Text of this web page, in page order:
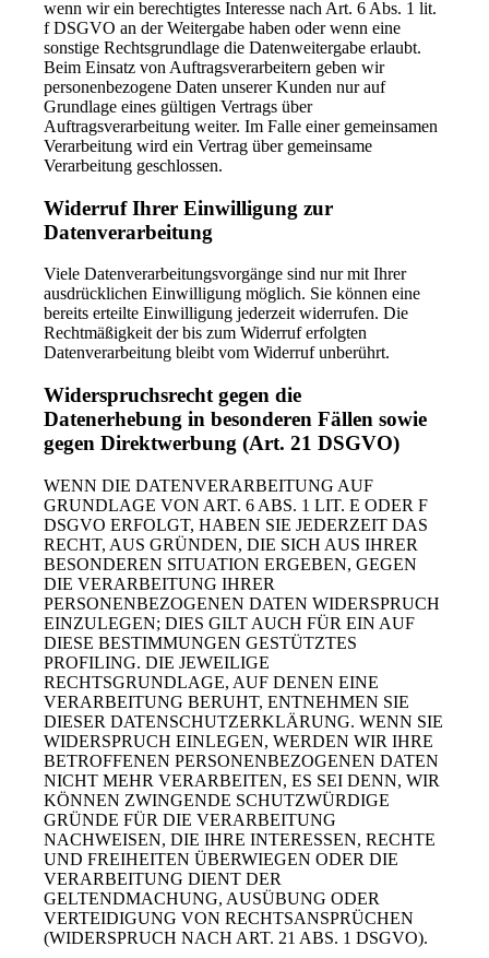
wenn wir ein berechtigtes Interesse nach Art. 6 Abs. 1 lit.
f DSGVO an der Weitergabe haben oder wenn eine
sonstige Rechtsgrundlage die Datenweitergabe erlaubt.
Beim Einsatz von Auftragsverarbeitern geben wir
personenbezogene Daten unserer Kunden nur auf
Grundlage eines gültigen Vertrags über
Auftragsverarbeitung weiter. Im Falle einer gemeinsamen
Verarbeitung wird ein Vertrag über gemeinsame
Verarbeitung geschlossen.
Widerruf Ihrer Einwilligung zur
Datenverarbeitung
Viele Datenverarbeitungsvorgänge sind nur mit Ihrer
ausdrücklichen Einwilligung möglich. Sie können eine
bereits erteilte Einwilligung jederzeit widerrufen. Die
Rechtmäßigkeit der bis zum Widerruf erfolgten
Datenverarbeitung bleibt vom Widerruf unberührt.
Widerspruchsrecht gegen die
Datenerhebung in besonderen Fällen sowie
gegen Direktwerbung (Art. 21 DSGVO)
WENN DIE DATENVERARBEITUNG AUF
GRUNDLAGE VON ART. 6 ABS. 1 LIT. E ODER F
DSGVO ERFOLGT, HABEN SIE JEDERZEIT DAS
RECHT, AUS GRÜNDEN, DIE SICH AUS IHRER
BESONDEREN SITUATION ERGEBEN, GEGEN
DIE VERARBEITUNG IHRER
PERSONENBEZOGENEN DATEN WIDERSPRUCH
EINZULEGEN; DIES GILT AUCH FÜR EIN AUF
DIESE BESTIMMUNGEN GESTÜTZTES
PROFILING. DIE JEWEILIGE
RECHTSGRUNDLAGE, AUF DENEN EINE
VERARBEITUNG BERUHT, ENTNEHMEN SIE
DIESER DATENSCHUTZERKLÄRUNG. WENN SIE
WIDERSPRUCH EINLEGEN, WERDEN WIR IHRE
BETROFFENEN PERSONENBEZOGENEN DATEN
NICHT MEHR VERARBEITEN, ES SEI DENN, WIR
KÖNNEN ZWINGENDE SCHUTZWÜRDIGE
GRÜNDE FÜR DIE VERARBEITUNG
NACHWEISEN, DIE IHRE INTERESSEN, RECHTE
UND FREIHEITEN ÜBERWIEGEN ODER DIE
VERARBEITUNG DIENT DER
GELTENDMACHUNG, AUSÜBUNG ODER
VERTEIDIGUNG VON RECHTSANSPRÜCHEN
(WIDERSPRUCH NACH ART. 21 ABS. 1 DSGVO).